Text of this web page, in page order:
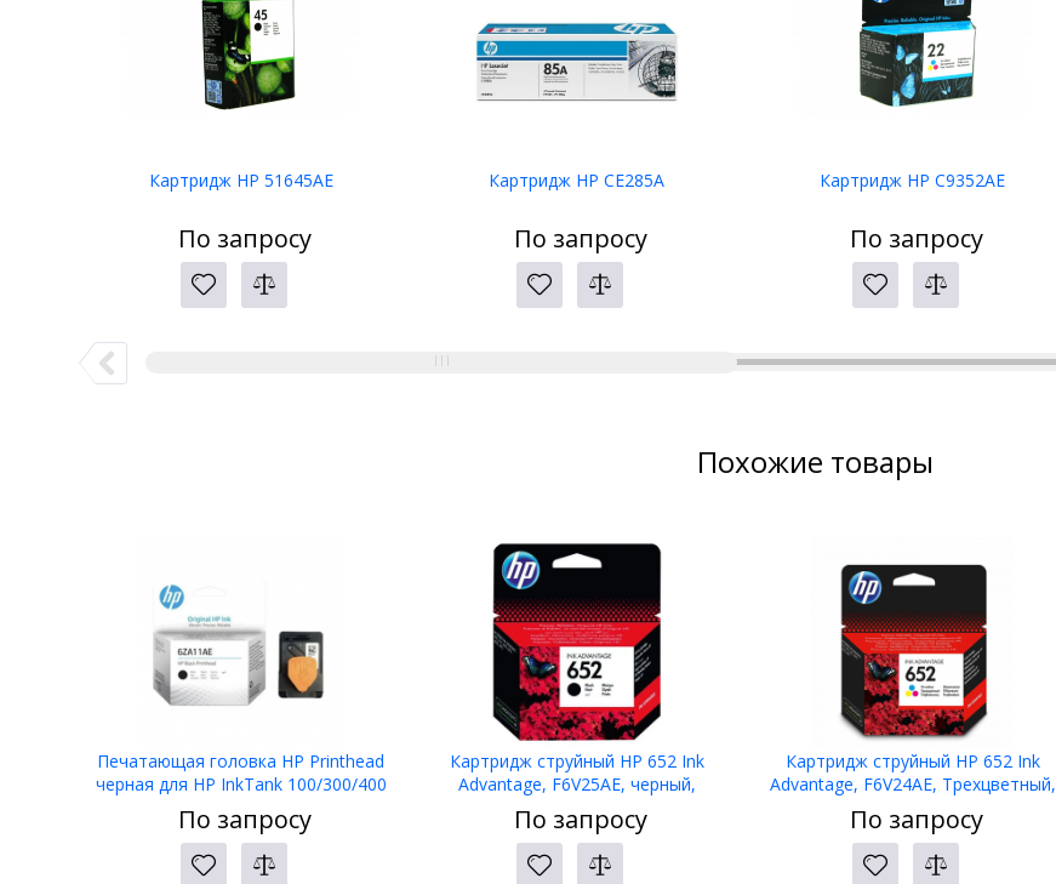
Картридж HP 51645AE
По запросу
Картридж HP CE285A
По запросу
Картридж HP C9352AE
По запросу
Похожие товары
Печатающая головка HP Printhead
черная для HP InkTank 100/300/400
SmartTank 300/400 (6ZA11AE)
По запросу
Картридж струйный HP 652 Ink
Advantage, F6V25AE, черный,
сов.модели DeskJet Ink Advantage
2135/3635/3835/4535/4675
По запросу
Картридж струйный HP 652 Ink
Advantage, F6V24AE, Трехцветный,
сов.модели DeskJet Ink Advantage
2135/3635/3835/4535/4675
По запросу